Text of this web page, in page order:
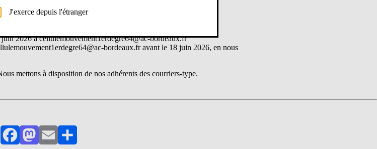
2026 à cellulemouvement1erdegre64@ac-bordeaux.fr
bordeaux.fr avant le 18 juin 2026, en nous
mettons à disposition de nos adhérents des courriers-type.
FacebookMastodon
EmailPartager
J'exerce depuis l'étranger